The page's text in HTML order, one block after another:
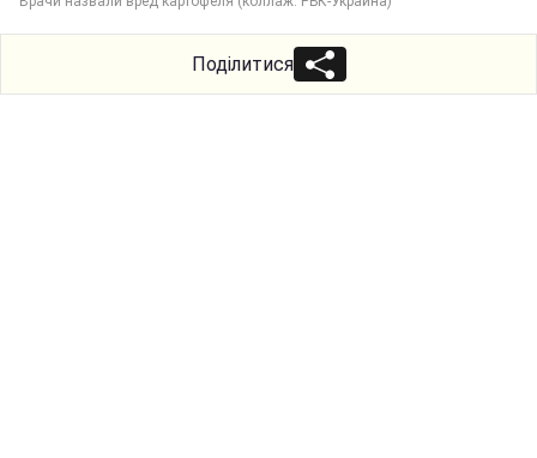
Поділитися